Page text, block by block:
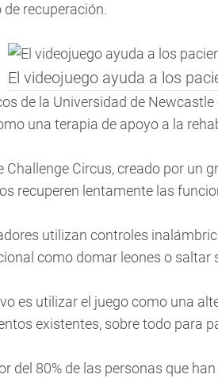
de recuperación.
El videojuego ayuda a los
de la Universidad de
una terapia de apoyo a la
Challenge Circus, creado por un
recuperen lentamente las
utilizan controles
como domar leones o saltar
es utilizar el juego como una
existentes, sobre todo para
del 80% de las personas que